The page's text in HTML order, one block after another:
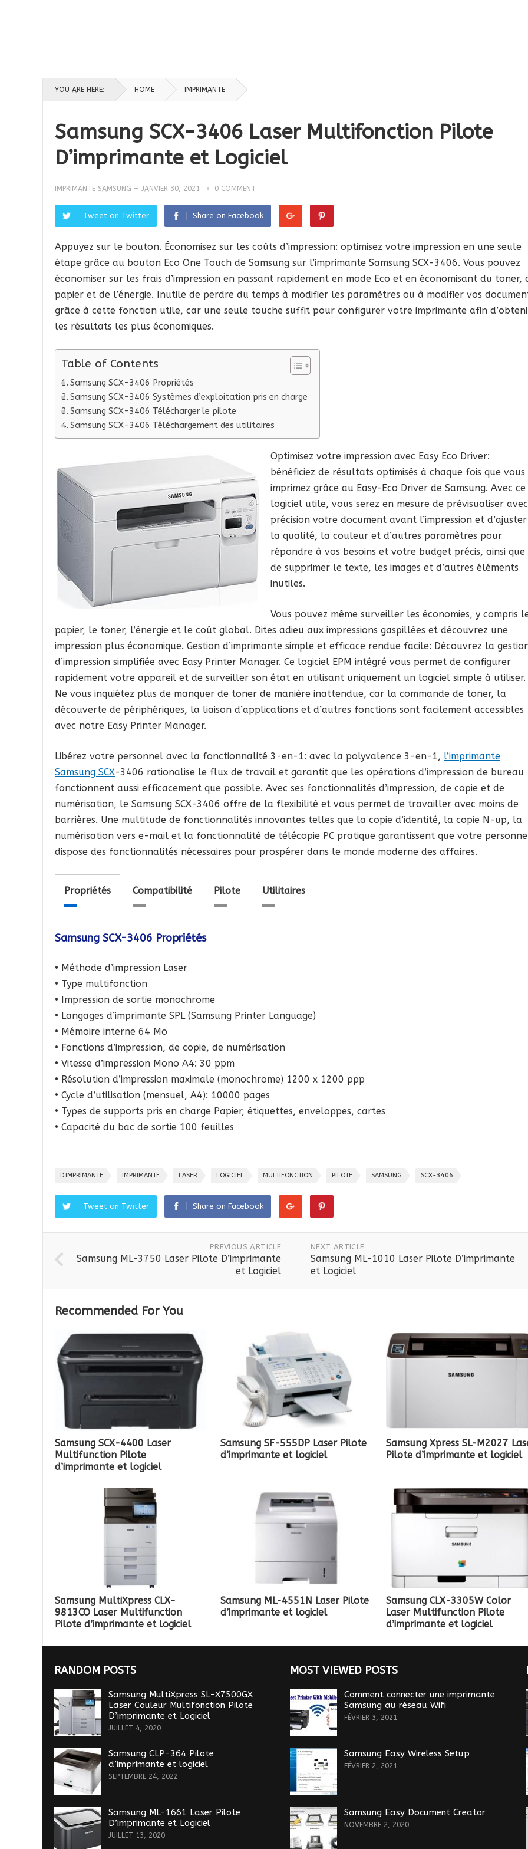
YOU ARE HERE: HOME IMPRIMANTE
Samsung SCX-3406 Laser Multifonction Pilote
D’imprimante et Logiciel
IMPRIMANTE SAMSUNG — JANVIER 30, 2021 0 COMMENT
Tweet on Twitter Share on Facebook
Appuyez sur le bouton. Économisez sur les coûts d’impression: optimisez votre impression en une seule
étape grâce au bouton Eco One Touch de Samsung sur l’imprimante Samsung SCX-3406. Vous pouvez
économiser sur les frais d’impression en passant rapidement en mode Eco et en économisant du toner,
papier et de l’énergie. Inutile de perdre du temps à modifier les paramètres ou à modifier vos
grâce à cette fonction utile, car une seule touche suffit pour configurer votre imprimante afin
les résultats les plus économiques.
Table of Contents
Samsung SCX-3406 Propriétés
Samsung SCX-3406 Systèmes d’exploitation pris en charge
Samsung SCX-3406 Télécharger le pilote
Samsung SCX-3406 Téléchargement des utilitaires
Optimisez votre impression avec Easy Eco Driver:
bénéficiez de résultats optimisés à chaque fois que vous
imprimez grâce au Easy-Eco Driver de Samsung. Avec ce
logiciel utile, vous serez en mesure de prévisualiser avec
précision votre document avant l’impression et d’ajuster
la qualité, la couleur et d’autres paramètres pour
répondre à vos besoins et votre budget précis, ainsi que
de supprimer le texte, les images et d’autres éléments
inutiles.
Vous pouvez même surveiller les économies, y compris
papier, le toner, l’énergie et le coût global. Dites adieu aux impressions gaspillées et découvrez une
impression plus économique. Gestion d’imprimante simple et efficace rendue facile: Découvrez la
d’impression simplifiée avec Easy Printer Manager. Ce logiciel EPM intégré vous permet de configurer
rapidement votre appareil et de surveiller son état en utilisant uniquement un logiciel simple à utiliser.
Ne vous inquiétez plus de manquer de toner de manière inattendue, car la commande de toner, la
découverte de périphériques, la liaison d’applications et d’autres fonctions sont facilement accessibles
avec notre Easy Printer Manager.
Libérez votre personnel avec la fonctionnalité 3-en-1: avec la polyvalence 3-en-1, l’imprimante
Samsung SCX-3406 rationalise le flux de travail et garantit que les opérations d’impression de bureau
fonctionnent aussi efficacement que possible. Avec ses fonctionnalités d’impression, de copie et de
numérisation, le Samsung SCX-3406 offre de la flexibilité et vous permet de travailler avec moins de
barrières. Une multitude de fonctionnalités innovantes telles que la copie d’identité, la copie N-up, la
numérisation vers e-mail et la fonctionnalité de télécopie PC pratique garantissent que votre
dispose des fonctionnalités nécessaires pour prospérer dans le monde moderne des affaires.
Propriétés Compatibilité Pilote Utilitaires
Samsung SCX-3406 Propriétés
• Méthode d’impression Laser
• Type multifonction
• Impression de sortie monochrome
• Langages d’imprimante SPL (Samsung Printer Language)
• Mémoire interne 64 Mo
• Fonctions d’impression, de copie, de numérisation
• Vitesse d’impression Mono A4: 30 ppm
• Résolution d’impression maximale (monochrome) 1200 x 1200 ppp
• Cycle d’utilisation (mensuel, A4): 10000 pages
• Types de supports pris en charge Papier, étiquettes, enveloppes, cartes
• Capacité du bac de sortie 100 feuilles
D’IMPRIMANTE IMPRIMANTE LASER LOGICIEL MULTIFONCTION PILOTE SAMSUNG SCX-3406
Tweet on Twitter Share on Facebook
PREVIOUS ARTICLE
Samsung ML-3750 Laser Pilote D’imprimante
et Logiciel
NEXT ARTICLE
Samsung ML-1010 Laser Pilote D’imprimante
et Logiciel
Recommended For You
Samsung SCX-4400 Laser
Multifunction Pilote
d’imprimante et logiciel
Samsung SF-555DP Laser Pilote
d’imprimante et logiciel
Samsung Xpress SL-M2027
Pilote d’imprimante et logiciel
Samsung MultiXpress CLX-
9813CO Laser Multifunction
Pilote d’imprimante et logiciel
Samsung ML-4551N Laser Pilote
d’imprimante et logiciel
Samsung CLX-3305W Color
Laser Multifunction Pilote
d’imprimante et logiciel
RANDOM POSTS
Samsung MultiXpress SL-X7500GX
Laser Couleur Multifonction Pilote
D’imprimante et Logiciel
JUILLET 4, 2020
Samsung CLP-364 Pilote
d’imprimante et logiciel
SEPTEMBRE 24, 2022
Samsung ML-1661 Laser Pilote
D’imprimante et Logiciel
JUILLET 13, 2020
MOST VIEWED POSTS
Comment connecter une imprimante
Samsung au réseau Wifi
FÉVRIER 3, 2021
Samsung Easy Wireless Setup
FÉVRIER 2, 2021
Samsung Easy Document Creator
NOVEMBRE 2, 2020